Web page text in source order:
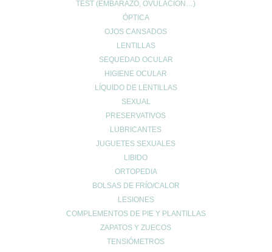
TEST (EMBARAZO, OVULACIÓN…)
ÓPTICA
OJOS CANSADOS
LENTILLAS
SEQUEDAD OCULAR
HIGIENE OCULAR
LÍQUIDO DE LENTILLAS
SEXUAL
PRESERVATIVOS
LUBRICANTES
JUGUETES SEXUALES
LIBIDO
ORTOPEDIA
BOLSAS DE FRÍO/CALOR
LESIONES
COMPLEMENTOS DE PIE Y PLANTILLAS
ZAPATOS Y ZUECOS
TENSIÓMETROS
MI ESPACIO
Carrito de compra
Finalizar compra
Lista de deseos
INFO LEGAL
Formas de pago